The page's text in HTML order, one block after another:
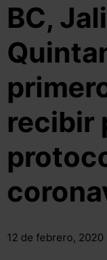
BC,
recibir
12 de febrero, 2020